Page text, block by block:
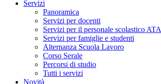
Servizi
Panoramica
Servizi per docenti
Servizi per il personale scolastico ATA
Servizi per famiglie e studenti
Alternanza Scuola Lavoro
Corso Serale
Percorsi di studio
Tutti i servizi
Novità